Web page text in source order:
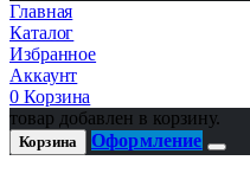
Главная
Каталог
Избранное
Аккаунт
0 Корзина
товар добавлен в корзину.
Корзина Оформление